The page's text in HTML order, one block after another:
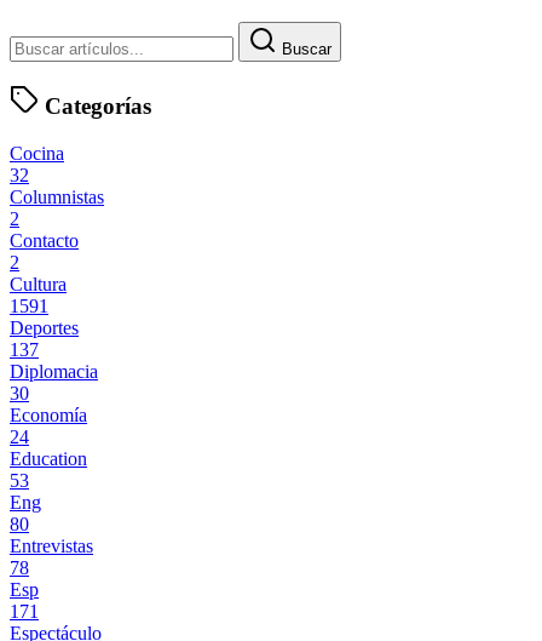
Buscar
Categorías
Cocina
32
Columnistas
2
Contacto
2
Cultura
1591
Deportes
137
Diplomacia
30
Economía
24
Education
53
Eng
80
Entrevistas
78
Esp
171
Espectáculo